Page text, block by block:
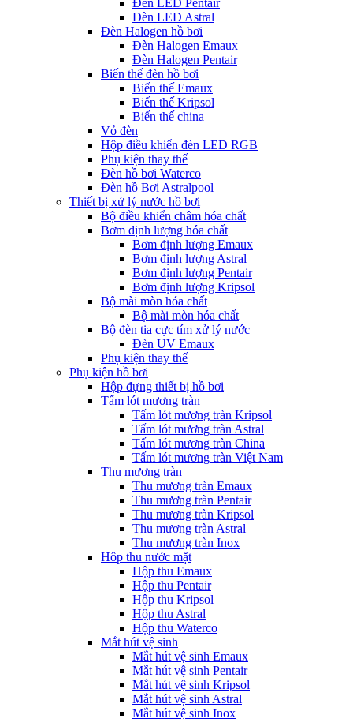
Đèn LED Pentair
Đèn LED Astral
Đèn Halogen hồ bơi
Đèn Halogen Emaux
Đèn Halogen Pentair
Biến thế đèn hồ bơi
Biến thế Emaux
Biến thế Kripsol
Biến thế china
Vỏ đèn
Hộp điều khiển đèn LED RGB
Phụ kiện thay thế
Đèn hồ bơi Waterco
Đèn hồ Bơi Astralpool
Thiết bị xử lý nước hồ bơi
Bộ điều khiển châm hóa chất
Bơm định lượng hóa chất
Bơm định lượng Emaux
Bơm định lượng Astral
Bơm định lượng Pentair
Bơm định lượng Kripsol
Bộ mài mòn hóa chất
Bộ mài mòn hóa chất
Bộ đèn tia cực tím xử lý nước
Đèn UV Emaux
Phụ kiện thay thế
Phụ kiện hồ bơi
Hộp đựng thiết bị hồ bơi
Tấm lót mương tràn
Tấm lót mương tràn Kripsol
Tấm lót mương tràn Astral
Tấm lót mương tràn China
Tấm lót mương tràn Việt Nam
Thu mương tràn
Thu mương tràn Emaux
Thu mương tràn Pentair
Thu mương tràn Kripsol
Thu mương tràn Astral
Thu mương tràn Inox
Hôp thu nước mặt
Hộp thu Emaux
Hộp thu Pentair
Hộp thu Kripsol
Hộp thu Astral
Hộp thu Waterco
Mắt hút vệ sinh
Mắt hút vệ sinh Emaux
Mắt hút vệ sinh Pentair
Mắt hút vệ sinh Kripsol
Mắt hút vệ sinh Astral
Mắt hút vệ sinh Inox